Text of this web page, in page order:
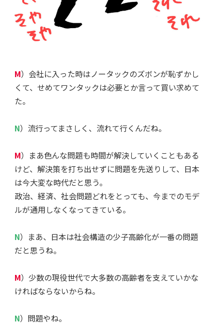
M）会社に入った時はノータックのズボンが恥ずかし
くて、せめてワンタックは必要とか言って買い求めて
た。
N）流行ってまさしく、流れて行くんだね。
M）まあ色んな問題も時間が解決していくこともある
けど、解決策を打ち出せずに問題を先送りして、日本
は今大変な時代だと思う。
政治、経済、社会問題どれをとっても、今までのモデ
ルが通用しなくなってきている。
N）まあ、日本は社会構造の少子高齢化が一番の問題
だと思うね。
M）少数の現役世代で大多数の高齢者を支えていかな
ければならないからね。
N）問題やね。